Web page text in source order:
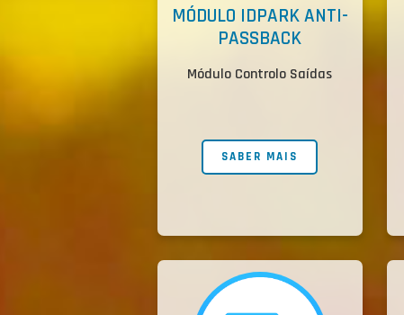
MÓDULO IDPARK ANTI-
PASSBACK
Módulo Controlo Saídas
SABER MAIS